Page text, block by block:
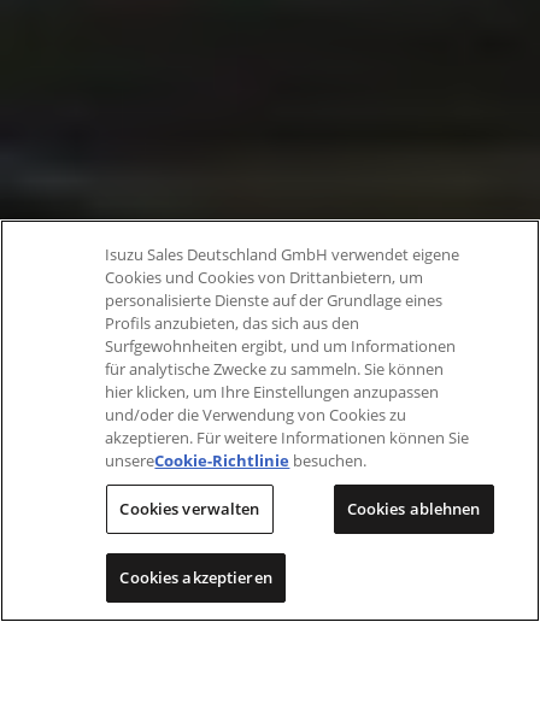
Isuzu Sales Deutschland GmbH verwendet eigene
Cookies und Cookies von Drittanbietern, um
personalisierte Dienste auf der Grundlage eines
Profils anzubieten, das sich aus den
Surfgewohnheiten ergibt, und um Informationen
für analytische Zwecke zu sammeln. Sie können
hier klicken, um Ihre Einstellungen anzupassen
und/oder die Verwendung von Cookies zu
akzeptieren. Für weitere Informationen können Sie
unsereCookie-Richtlinie besuchen.
Cookies verwalten Cookies ablehnen
Cookies akzeptieren